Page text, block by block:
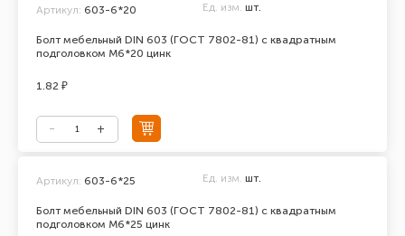
Болт мебельный DIN 603 (ГОСТ 7802-81) с квадратным
подголовком М6*20 цинк
Артикул: 603-6*20 Ед. изм. шт.
1.82 ₽
Болт мебельный DIN 603 (ГОСТ 7802-81) с квадратным
подголовком М6*25 цинк
Артикул: 603-6*25 Ед. изм. шт.